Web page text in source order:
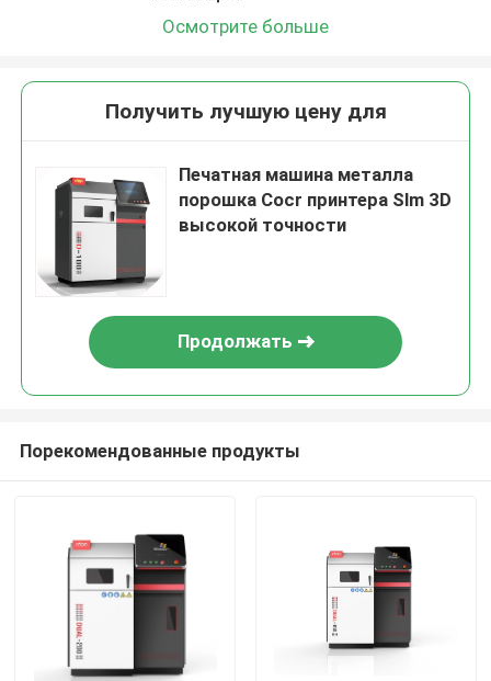
Осмотрите больше
Получить лучшую цену для
Печатная машина металла
порошка Cocr принтера Slm 3D
высокой точности
Продолжать
Порекомендованные продукты